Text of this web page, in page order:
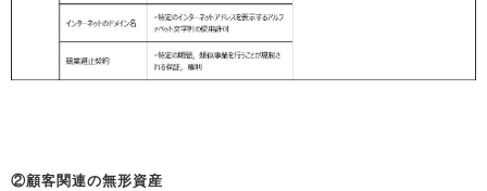
②顧客関連の無形資産